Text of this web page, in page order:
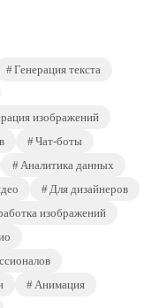
Генерация текста
изображений
Чат-боты
Аналитика данных
Для дизайнеров
изображений
Анимация